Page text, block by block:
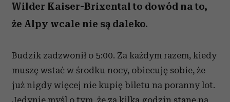
Wilder Kaiser-Brixental to dowód na to,
że Alpy wcale nie są daleko.
Budzik zadzwonił o 5:00. Za każdym razem, kiedy
muszę wstać w środku nocy, obiecuję sobie, że
już nigdy więcej nie kupię biletu na poranny lot.
Jedynie myśl o tym, że za kilka godzin stanę na